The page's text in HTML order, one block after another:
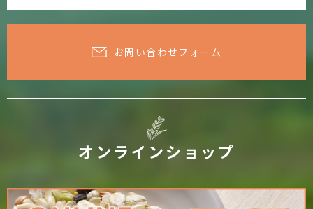
お問い合わせフォーム
オンラインショップ